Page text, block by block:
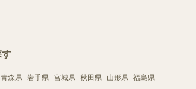
す
青森県 岩手県 宮城県 秋田県 山形県 福島県